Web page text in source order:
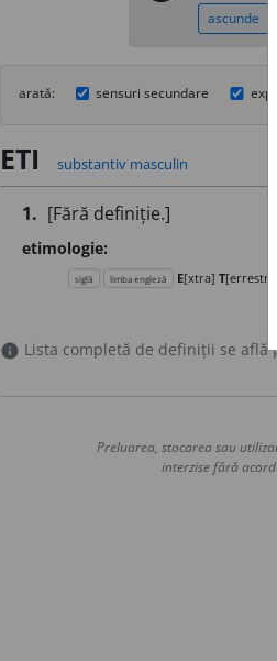
ascunde
arată: sensuri secundare
ETI substantiv masculin
1. [Fără definiție.]
etimologie:
siglă limba engleză E[xtra] T
info Lista completă de definiții se
Preluarea, stocarea sau
interzise fără